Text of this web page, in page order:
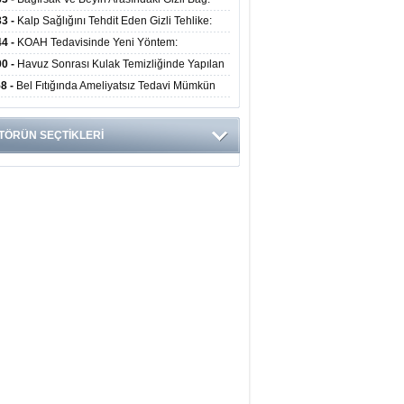
Ruh Sağlığını Nasıl Etkiliyor?
- Kalp Sağlığını Tehdit Eden Gizli Tehlike:
Alışkanlıklar Riski Artırıyor
- KOAH Tedavisinde Yeni Yöntem:
Balon Uygulaması Alevlenmeleri
- Havuz Sonrası Kulak Temizliğinde Yapılan
Enfeksiyon Riskini Artırıyor
- Bel Fıtığında Ameliyatsız Tedavi Mümkün
Uzmanından Önemli Uyarılar
SEÇTİKLERİ